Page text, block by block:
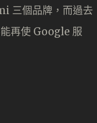
三個品牌，而過去
再使 Google 服